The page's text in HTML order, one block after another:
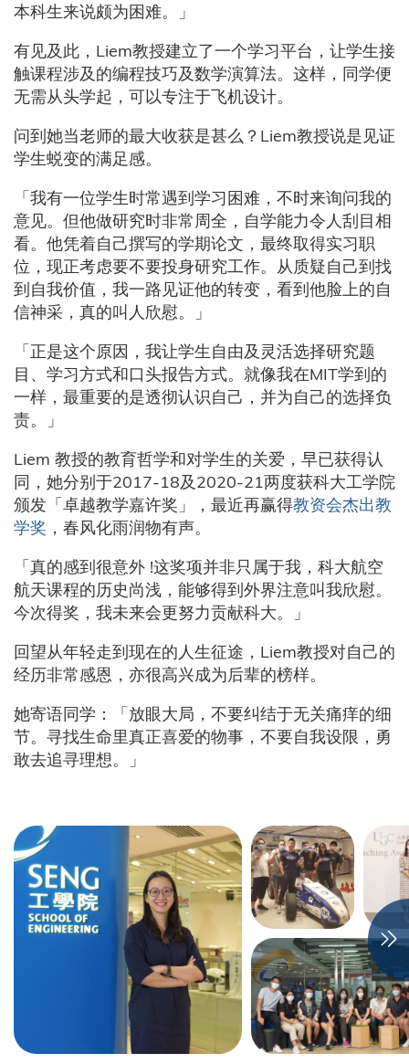
本科生来说颇为困难。」
有见及此，Liem教授建立了一个学习平台，让学生接
触课程涉及的编程技巧及数学演算法。这样，同学便
无需从头学起，可以专注于飞机设计。
问到她当老师的最大收获是甚么？Liem教授说是见证
学生蜕变的满足感。
「我有一位学生时常遇到学习困难，不时来询问我的
意见。但他做研究时非常周全，自学能力令人刮目相
看。他凭着自己撰写的学期论文，最终取得实习职
位，现正考虑要不要投身研究工作。从质疑自己到找
到自我价值，我一路见证他的转变，看到他脸上的自
信神采，真的叫人欣慰。」
「正是这个原因，我让学生自由及灵活选择研究题
目、学习方式和口头报告方式。就像我在MIT学到的
一样，最重要的是透彻认识自己，并为自己的选择负
责。」
Liem 教授的教育哲学和对学生的关爱，早已获得认
同，她分别于2017-18及2020-21两度获科大工学院
颁发「卓越教学嘉许奖」，最近再赢得教资会杰出教
学奖 ，春风化雨润物有声。
「真的感到很意外 !这奖项并非只属于我，科大航空
航天课程的历史尚浅，能够得到外界注意叫我欣慰。
今次得奖，我未来会更努力贡献科大。」
回望从年轻走到现在的人生征途，Liem教授对自己的
经历非常感恩，亦很高兴成为后辈的榜样。
她寄语同学：「放眼大局，不要纠结于无关痛痒的细
节。寻找生命里真正喜爱的物事，不要自我设限，勇
敢去追寻理想。」